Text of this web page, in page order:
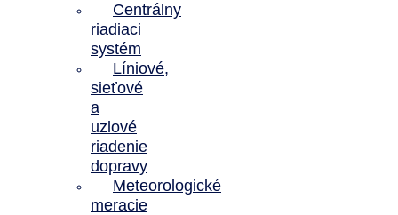
Centrálny
riadiaci
systém
Líniové,
sieťové
a
uzlové
riadenie
dopravy
Meteorologické
meracie